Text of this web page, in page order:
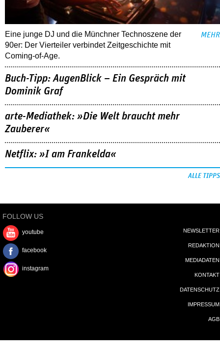
Eine junge DJ und die Münchner Technoszene der
90er: Der Vierteiler verbindet Zeitgeschichte mit
Coming-of-Age.
MEHR
Buch-Tipp: AugenBlick – Ein Gespräch mit
Dominik Graf
arte-Mediathek: »Die Welt braucht mehr
Zauberer«
Netflix: »I am Frankelda«
ALLE TIPPS
FOLLOW US
youtube
facebook
instagram
NEWSLETTER
REDAKTION
MEDIADATEN
KONTAKT
DATENSCHUTZ
IMPRESSUM
AGB